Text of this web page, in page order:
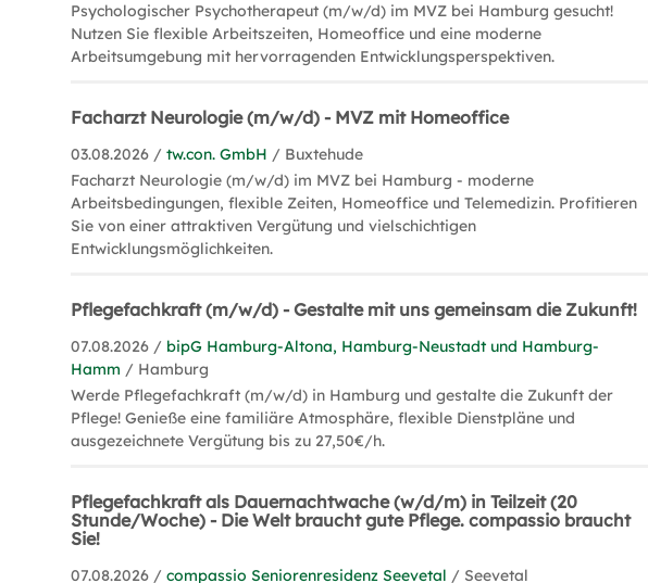
Psychologischer Psychotherapeut (m/w/d) im MVZ bei Hamburg gesucht!
Nutzen Sie flexible Arbeitszeiten, Homeoffice und eine moderne
Arbeitsumgebung mit hervorragenden Entwicklungsperspektiven.
Facharzt Neurologie (m/w/d) - MVZ mit Homeoffice
03.08.2026 /tw.con. GmbH / Buxtehude
Facharzt Neurologie (m/w/d) im MVZ bei Hamburg - moderne
Arbeitsbedingungen, flexible Zeiten, Homeoffice und Telemedizin. Profitieren
Sie von einer attraktiven Vergütung und vielschichtigen
Entwicklungsmöglichkeiten.
Pflegefachkraft (m/w/d) - Gestalte mit uns gemeinsam die Zukunft!
07.08.2026 / bipG Hamburg-Altona, Hamburg-Neustadt und Hamburg-
Hamm / Hamburg
Werde Pflegefachkraft (m/w/d) in Hamburg und gestalte die Zukunft der
Pflege! Genieße eine familiäre Atmosphäre, flexible Dienstpläne und
ausgezeichnete Vergütung bis zu 27,50€/h.
Pflegefachkraft als Dauernachtwache (w/d/m) in Teilzeit (20
Stunde/Woche) - Die Welt braucht gute Pflege. compassio braucht
Sie!
07.08.2026 /compassio Seniorenresidenz Seevetal / Seevetal